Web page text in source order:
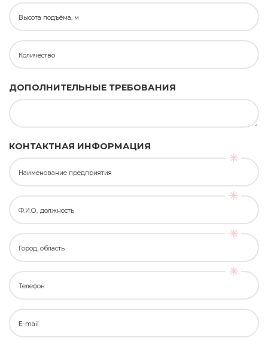
Высота подъёма, м
Количество
ДОПОЛНИТЕЛЬНЫЕ ТРЕБОВАНИЯ
КОНТАКТНАЯ ИНФОРМАЦИЯ
Наименование предприятия
Ф.И.О., должность
Город, область
Телефон
E-mail